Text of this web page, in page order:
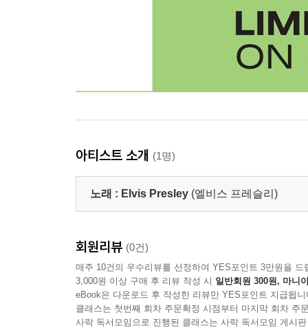
아티스트 소개 (1명)
노래 : Elvis Presley (엘비스 프레슬리)
회원리뷰 (0건)
매주 10건의 우수리뷰를 선정하여 YES포인트 3만원을 드
3,000원 이상 구매 후 리뷰 작성 시 일반회원 300원, 마니
eBook은 다운로드 후 작성한 리뷰만 YES포인트 지급됩니
클래스는 첫번째 회차 주문확정 시점부터 마지막 회차 주
사락 독서모임으로 진행된 클래스는 사락 독서모임 게시